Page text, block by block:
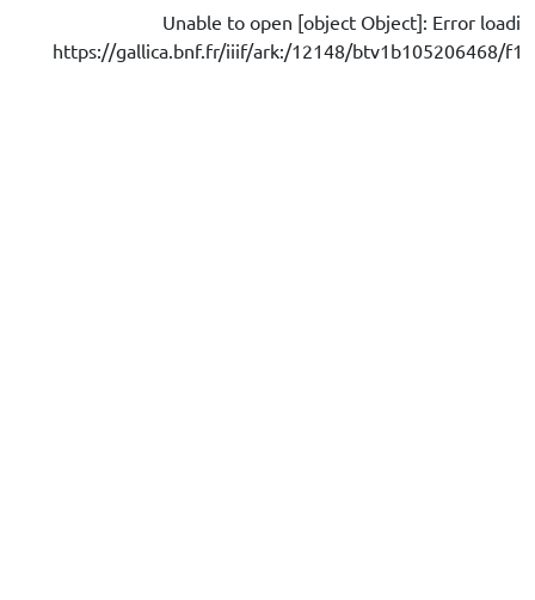
Unable to open [object Object]: Error
https://gallica.bnf.fr/iiif/ark:/12148/btv1b105206468/